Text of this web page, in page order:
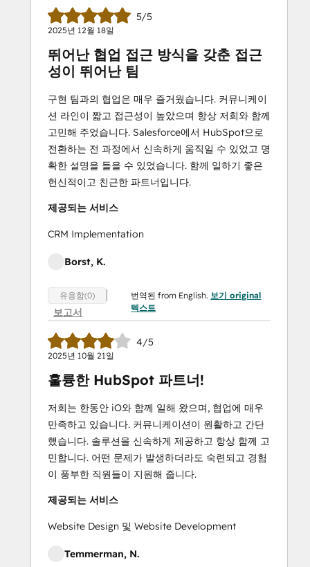
5/5
2025년 12월 18일
뛰어난 협업 접근 방식을 갖춘 접근
성이 뛰어난 팀
구현 팀과의 협업은 매우 즐거웠습니다. 커뮤니케이
션 라인이 짧고 접근성이 높았으며 항상 저희와 함께
고민해 주었습니다. Salesforce에서 HubSpot으로
전환하는 전 과정에서 신속하게 움직일 수 있었고 명
확한 설명을 들을 수 있었습니다. 함께 일하기 좋은
헌신적이고 친근한 파트너입니다.
제공되는 서비스
CRM Implementation
Borst, K.
유용함(0)
보고서
번역된 from English.보기 original
텍스트
4/5
2025년 10월 21일
훌륭한 HubSpot 파트너!
저희는 한동안 iO와 함께 일해 왔으며, 협업에 매우
만족하고 있습니다. 커뮤니케이션이 원활하고 간단
했습니다. 솔루션을 신속하게 제공하고 항상 함께 고
민합니다. 어떤 문제가 발생하더라도 숙련되고 경험
이 풍부한 직원들이 지원해 줍니다.
제공되는 서비스
Website Design 및 Website Development
Temmerman, N.